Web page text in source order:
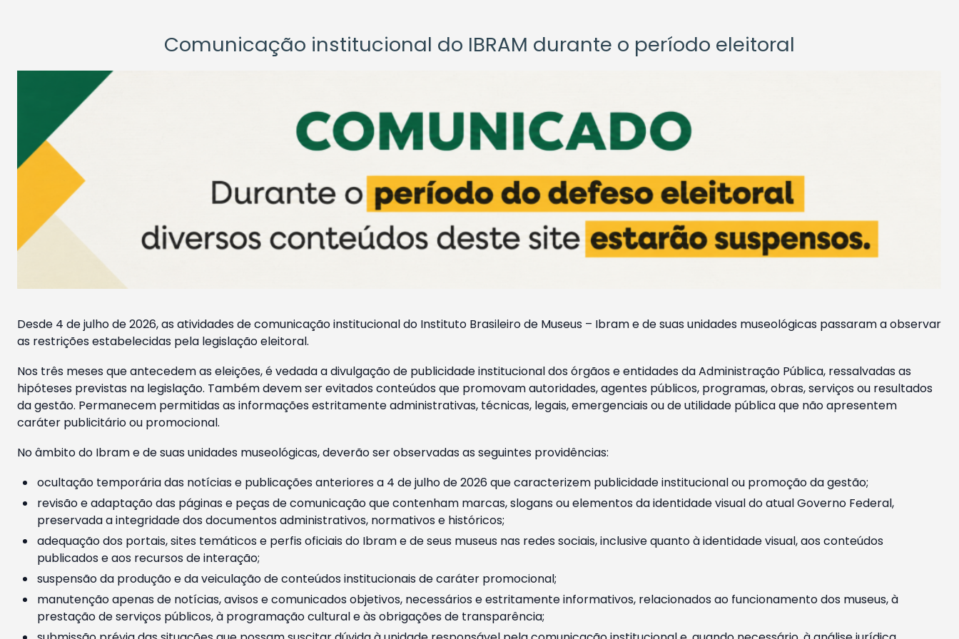
Comunicação institucional do IBRAM durante o período eleitoral
Desde 4 de julho de 2026, as atividades de comunicação institucional do Instituto Brasileiro de Museus – Ibram e de suas unidades museológicas passaram a observar
as restrições estabelecidas pela legislação eleitoral.
Nos três meses que antecedem as eleições, é vedada a divulgação de publicidade institucional dos órgãos e entidades da Administração Pública, ressalvadas as
hipóteses previstas na legislação. Também devem ser evitados conteúdos que promovam autoridades, agentes públicos, programas, obras, serviços ou resultados
da gestão. Permanecem permitidas as informações estritamente administrativas, técnicas, legais, emergenciais ou de utilidade pública que não apresentem
caráter publicitário ou promocional.
No âmbito do Ibram e de suas unidades museológicas, deverão ser observadas as seguintes providências:
ocultação temporária das notícias e publicações anteriores a 4 de julho de 2026 que caracterizem publicidade institucional ou promoção da gestão;
revisão e adaptação das páginas e peças de comunicação que contenham marcas, slogans ou elementos da identidade visual do atual Governo Federal,
preservada a integridade dos documentos administrativos, normativos e históricos;
adequação dos portais, sites temáticos e perfis oficiais do Ibram e de seus museus nas redes sociais, inclusive quanto à identidade visual, aos conteúdos
publicados e aos recursos de interação;
suspensão da produção e da veiculação de conteúdos institucionais de caráter promocional;
manutenção apenas de notícias, avisos e comunicados objetivos, necessários e estritamente informativos, relacionados ao funcionamento dos museus, à
prestação de serviços públicos, à programação cultural e às obrigações de transparência;